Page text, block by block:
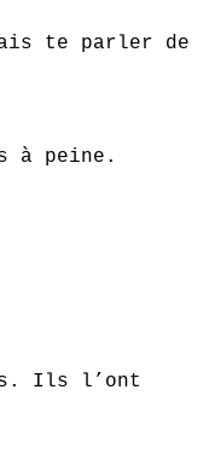
te parler de
peine.
Ils l’ont